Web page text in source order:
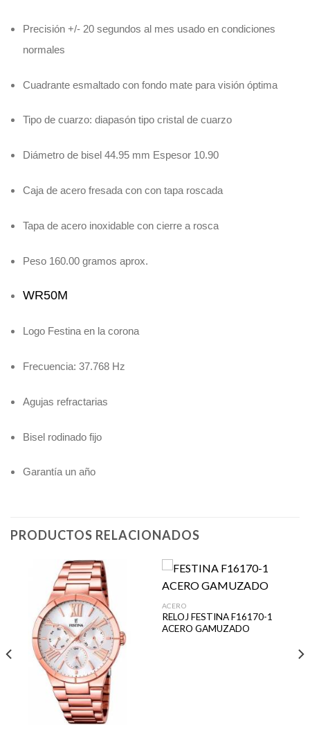
Precisión +/- 20 segundos al mes usado en condiciones
normales
Cuadrante esmaltado con fondo mate para visión óptima
Tipo de cuarzo: diapasón tipo cristal de cuarzo
Diámetro de bisel 44.95 mm Espesor 10.90
Caja de acero fresada con con tapa roscada
Tapa de acero inoxidable con cierre a rosca
Peso 160.00 gramos aprox.
WR50M
Logo Festina en la corona
Frecuencia: 37.768 Hz
Agujas refractarias
Bisel rodinado fijo
Garantía un año
PRODUCTOS RELACIONADOS
ACERO
RELOJ FESTINA F16170-1
ACERO GAMUZADO